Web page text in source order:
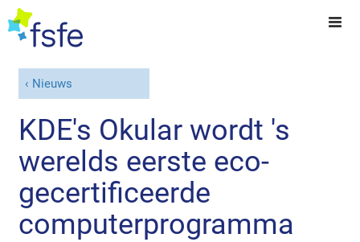
Nieuws
KDE's Okular wordt 's
werelds eerste eco-
gecertificeerde
computerprogramma